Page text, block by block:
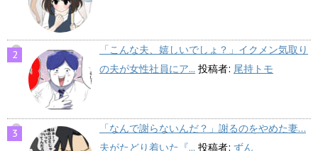
「こんな夫、嬉しいでしょ？」イクメン気取り
の夫が女性社員にア... 投稿者: 尾持トモ
「なんで謝らないんだ？」謝るのをやめた妻…
夫がたどり着いた『... 投稿者: ずん